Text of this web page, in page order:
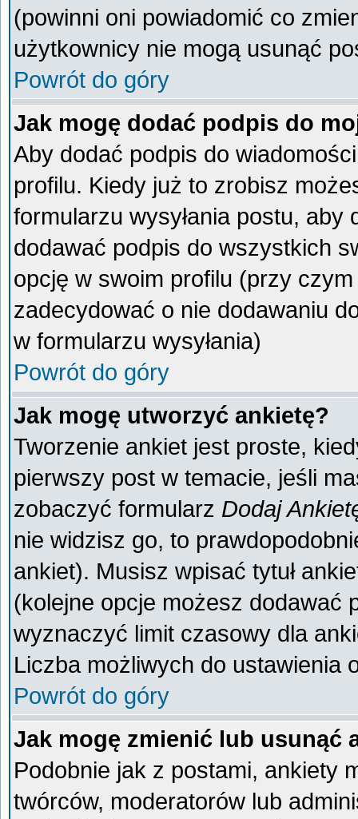
(powinni oni powiadomić co
użytkownicy nie mogą usunąć
Powrót do góry
Jak mogę dodać podpis do
Aby dodać podpis do
profilu. Kiedy już to zrobisz
formularzu wysyłania postu,
dodawać podpis do wszystkich
opcję w swoim profilu (przy
zadecydować o nie dodawaniu
w formularzu wysyłania)
Powrót do góry
Jak mogę utworzyć ankietę?
Tworzenie ankiet jest proste,
pierwszy post w temacie, jeśli
zobaczyć formularz Dodaj
nie widzisz go, to
ankiet). Musisz wpisać tytuł
(kolejne opcje możesz dodawać
wyznaczyć limit czasowy dla
Liczba możliwych do ustawienia
Powrót do góry
Jak mogę zmienić lub usunąć
Podobnie jak z postami, ankiety
twórców, moderatorów lub